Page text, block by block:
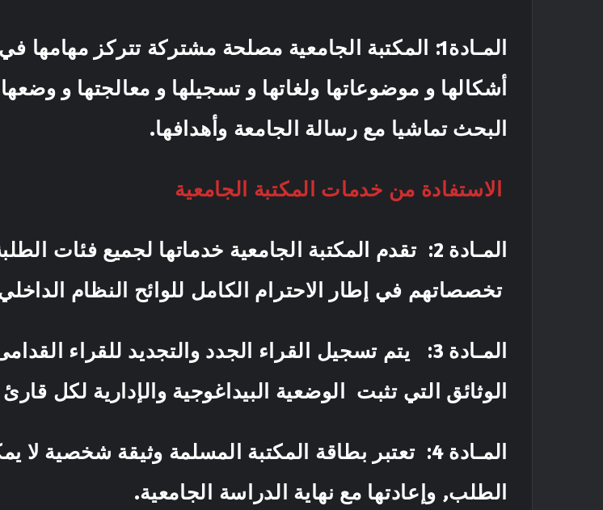
المـادة1 : المكتبة الجامعية مصلحة مشتركة تتركز مهامها
أشكالها و موضوعاتها ولغاتها و تسجيلها و معالجتها و
البحث تماشيا مع رسالة
الاستفادة من خدمات المكتبة الجامعية
المـادة 2
: تقدم المكتبة الجامعية خدماتها لجميع فئات
تخصصاتهم في إطار الاحترام الكامل
المـادة 3: يتم تسجيل القراء الجدد والتجديد للقراء
الوثائق التي تثبت الوضعية
المـادة 4 : تعتبر بطاقة المكتبة المسلمة وثيقة شخصية لا
الطلب, وإعادتها مع نهاية